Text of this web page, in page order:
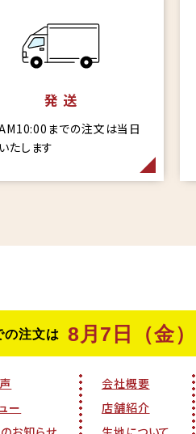
発 送
までの注文は当日
たします
ー
会社概要
店舗紹介